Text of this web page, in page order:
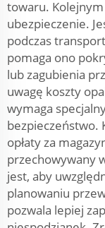
towaru.
ubezpieczenie.
podczas
pomaga ono
lub zagubienia
uwagę koszty
wymaga
bezpieczeństwo.
opłaty za
przechowywany
jest, aby
planowaniu
pozwala lepiej